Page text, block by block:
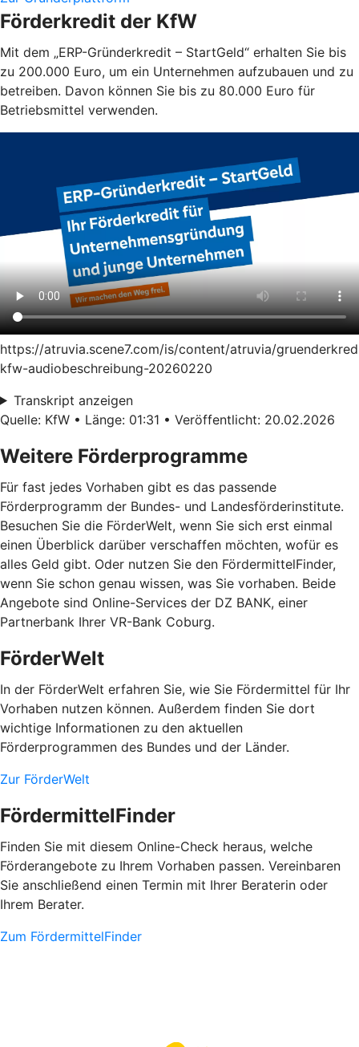
Förderkredit der KfW
Mit dem „ERP-Gründerkredit – StartGeld“ erhalten Sie bis
zu 200.000 Euro, um ein Unternehmen aufzubauen und zu
betreiben. Davon können Sie bis zu 80.000 Euro für
Betriebsmittel verwenden.
https://atruvia.scene7.com/is/content/atruvia/
kfw-audiobeschreibung-20260220
Transkript anzeigen
Quelle: KfW • Länge: 01:31 • Veröffentlicht: 20.02.2026
Weitere Förderprogramme
Für fast jedes Vorhaben gibt es das passende
Förderprogramm der Bundes- und Landesförderinstitute.
Besuchen Sie die FörderWelt, wenn Sie sich erst einmal
einen Überblick darüber verschaffen möchten, wofür es
alles Geld gibt. Oder nutzen Sie den FördermittelFinder,
wenn Sie schon genau wissen, was Sie vorhaben. Beide
Angebote sind Online-Services der DZ BANK, einer
Partnerbank Ihrer VR-Bank Coburg.
FörderWelt
In der FörderWelt erfahren Sie, wie Sie Fördermittel für Ihr
Vorhaben nutzen können. Außerdem finden Sie dort
wichtige Informationen zu den aktuellen
Förderprogrammen des Bundes und der Länder.
Zur FörderWelt
FördermittelFinder
Finden Sie mit diesem Online-Check heraus, welche
Förderangebote zu Ihrem Vorhaben passen. Vereinbaren
Sie anschließend einen Termin mit Ihrer Beraterin oder
Ihrem Berater.
Zum FördermittelFinder